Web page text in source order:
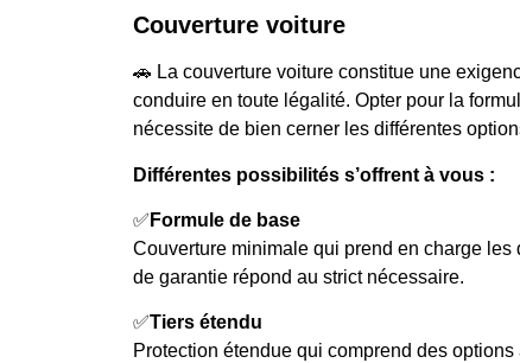
Couverture voiture
🚗 La couverture voiture constitue une
conduire en toute légalité. Opter pour la
nécessite de bien cerner les différentes
Différentes possibilités s’offrent à vous :
✅ Formule de base
Couverture minimale qui prend en charge les
de garantie répond au strict nécessaire.
✅Tiers étendu
Protection étendue qui comprend des